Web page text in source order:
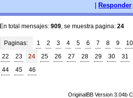
Responder
En total mensajes: 909, se muestra pagina: 24
Paginas: 1 2 3 4 5 6 7 8 9
10
22
23 24 25 26 27 28 29 30
31
44
45 46
OriginalBB Version 3.04b